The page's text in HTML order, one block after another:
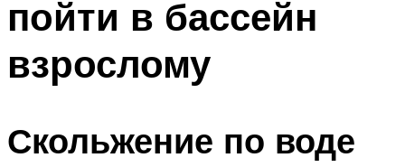
ПЛАВАНЬЕ ДЛЯ ДЕТЕЙ
БАССЕЙН ДЛЯ ДОМА
МЕНЮ
пойти в бассейн
взрослому
Скольжение по воде